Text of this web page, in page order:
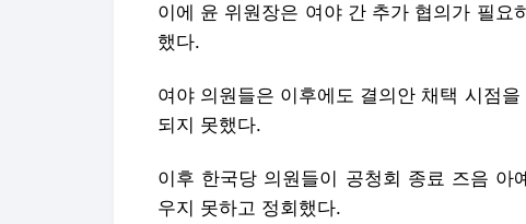
이에 윤 위원장은 여야 간 추가 협의가 필요
했다.
여야 의원들은 이후에도 결의안 채택 시점
되지 못했다.
이후 한국당 의원들이 공청회 종료 즈음 아
우지 못하고 정회했다.